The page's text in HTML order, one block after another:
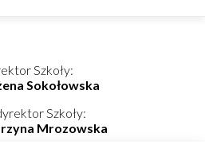
Szkoły:
Sokołowska
Szkoły:
Mrozowska